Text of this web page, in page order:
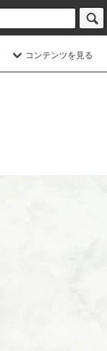
コンテンツを見る